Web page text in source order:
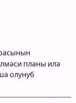
планы илә
олунуб